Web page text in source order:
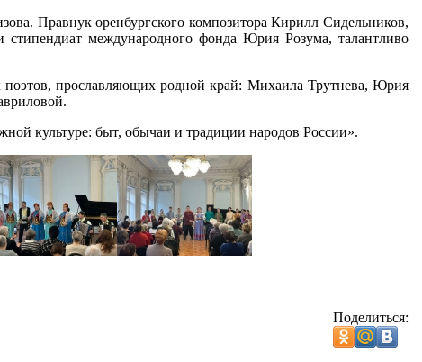
Правнук оренбургского композитора Кирилл Сидельников,
международного фонда Юрия Розума, талантливо
поэтов, прославляющих родной край: Михаила Трутнева, Юрия
культуре: быт, обычаи и традиции народов России».
Поделиться: